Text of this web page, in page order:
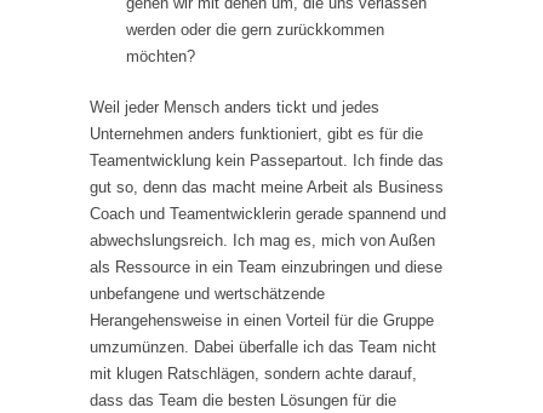
werden oder die gern zurückkommen
möchten?
Weil jeder Mensch anders tickt und jedes
Unternehmen anders funktioniert, gibt es für die
Teamentwicklung kein Passepartout. Ich finde das
gut so, denn das macht meine Arbeit als Business
Coach und Teamentwicklerin gerade spannend und
abwechslungsreich. Ich mag es, mich von Außen
als Ressource in ein Team einzubringen und diese
unbefangene und wertschätzende
Herangehensweise in einen Vorteil für die Gruppe
umzumünzen. Dabei überfalle ich das Team nicht
mit klugen Ratschlägen, sondern achte darauf,
dass das Team die besten Lösungen für die